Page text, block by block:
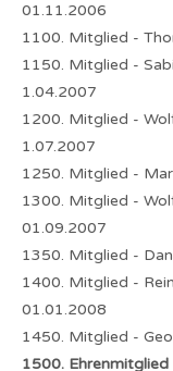
01.11.2006
1100. Mitglied -
1150. Mitglied -
1.04.2007
1200. Mitglied -
1.07.2007
1250. Mitglied -
1300. Mitglied -
01.09.2007
1350. Mitglied -
1400. Mitglied -
01.01.2008
1450. Mitglied -
1500.